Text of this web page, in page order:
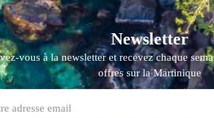
Newsletter
vous à la newsletter et recevez chaque
offres sur la Martinique